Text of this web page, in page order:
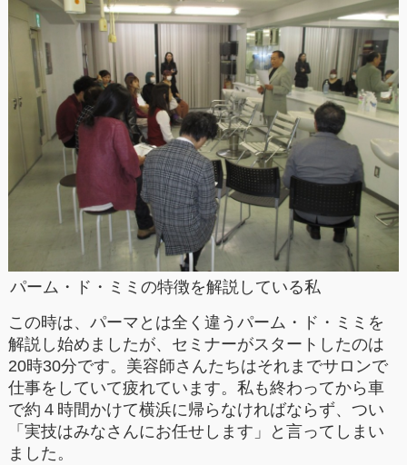
パーム・ド・ミミの特徴を解説している私
この時は、パーマとは全く違うパーム・ド・ミミを
解説し始めましたが、セミナーがスタートしたのは
20時30分です。美容師さんたちはそれまでサロンで
仕事をしていて疲れています。私も終わってから車
で約４時間かけて横浜に帰らなければならず、つい
「実技はみなさんにお任せします」と言ってしまい
ました。